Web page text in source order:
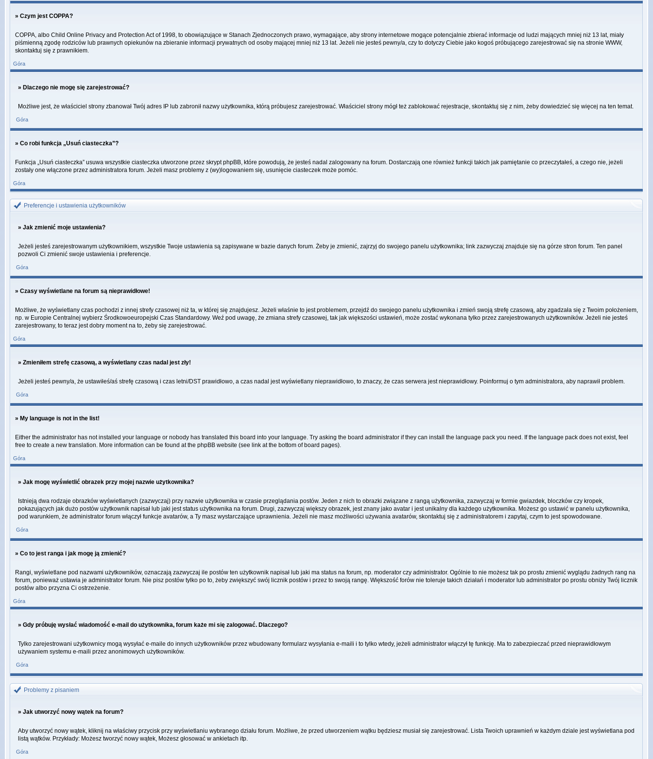
» Czym jest COPPA?
COPPA, albo Child Online Privacy and Protection Act of 1998, to obowiązujące w Stanach Zjednoczonych prawo, wymagające, aby strony internetowe mogące potencjalnie zbierać informacje od ludzi mających mniej niż 13 lat, miały
piśmienną zgodę rodziców lub prawnych opiekunów na zbieranie informacji prywatnych od osoby mającej mniej niż 13 lat. Jeżeli nie jesteś pewny/a, czy to dotyczy Ciebie jako kogoś próbującego zarejestrować się na stronie WWW,
skontaktuj się z prawnikiem.
Góra
» Dlaczego nie mogę się zarejestrować?
Możliwe jest, że właściciel strony zbanował Twój adres IP lub zabronił nazwy użytkownika, którą próbujesz zarejestrować. Właściciel strony mógł też zablokować rejestracje, skontaktuj się z nim, żeby dowiedzieć się więcej na ten temat.
Góra
» Co robi funkcja „Usuń ciasteczka”?
Funkcja „Usuń ciasteczka” usuwa wszystkie ciasteczka utworzone przez skrypt phpBB, które powodują, że jesteś nadal zalogowany na forum. Dostarczają one również funkcji takich jak pamiętanie co przeczytałeś, a czego nie, jeżeli
zostały one włączone przez administratora forum. Jeżeli masz problemy z (wy)logowaniem się, usunięcie ciasteczek może pomóc.
Góra
Preferencje i ustawienia użytkowników
» Jak zmienić moje ustawienia?
Jeżeli jesteś zarejestrowanym użytkownikiem, wszystkie Twoje ustawienia są zapisywane w bazie danych forum. Żeby je zmienić, zajrzyj do swojego panelu użytkownika; link zazwyczaj znajduje się na górze stron forum. Ten panel
pozwoli Ci zmienić swoje ustawienia i preferencje.
Góra
» Czasy wyświetlane na forum są nieprawidłowe!
Możliwe, że wyświetlany czas pochodzi z innej strefy czasowej niż ta, w której się znajdujesz. Jeżeli właśnie to jest problemem, przejdź do swojego panelu użytkownika i zmień swoją strefę czasową, aby zgadzała się z Twoim położeniem,
np. w Europie Centralnej wybierz Środkowoeuropejski Czas Standardowy. Weź pod uwagę, że zmiana strefy czasowej, tak jak większości ustawień, może zostać wykonana tylko przez zarejestrowanych użytkowników. Jeżeli nie jesteś
zarejestrowany, to teraz jest dobry moment na to, żeby się zarejestrować.
Góra
» Zmieniłem strefę czasową, a wyświetlany czas nadal jest zły!
Jeżeli jesteś pewny/a, że ustawiłeś/aś strefę czasową i czas letni/DST prawidłowo, a czas nadal jest wyświetlany nieprawidłowo, to znaczy, że czas serwera jest nieprawidłowy. Poinformuj o tym administratora, aby naprawił problem.
Góra
» My language is not in the list!
Either the administrator has not installed your language or nobody has translated this board into your language. Try asking the board administrator if they can install the language pack you need. If the language pack does not exist, feel
free to create a new translation. More information can be found at the phpBB website (see link at the bottom of board pages).
Góra
» Jak mogę wyświetlić obrazek przy mojej nazwie użytkownika?
Istnieją dwa rodzaje obrazków wyświetlanych (zazwyczaj) przy nazwie użytkownika w czasie przeglądania postów. Jeden z nich to obrazki związane z rangą użytkownika, zazwyczaj w formie gwiazdek, bloczków czy kropek,
pokazujących jak dużo postów użytkownik napisał lub jaki jest status użytkownika na forum. Drugi, zazwyczaj większy obrazek, jest znany jako avatar i jest unikalny dla każdego użytkownika. Możesz go ustawić w panelu użytkownika,
pod warunkiem, że administrator forum włączył funkcje avatarów, a Ty masz wystarczające uprawnienia. Jeżeli nie masz możliwości używania avatarów, skontaktuj się z administratorem i zapytaj, czym to jest spowodowane.
Góra
» Co to jest ranga i jak mogę ją zmienić?
Rangi, wyświetlane pod nazwami użytkowników, oznaczają zazwyczaj ile postów ten użytkownik napisał lub jaki ma status na forum, np. moderator czy administrator. Ogólnie to nie możesz tak po prostu zmienić wyglądu żadnych rang na
forum, ponieważ ustawia je administrator forum. Nie pisz postów tylko po to, żeby zwiększyć swój licznik postów i przez to swoją rangę. Większość forów nie toleruje takich działań i moderator lub administrator po prostu obniży Twój licznik
postów albo przyzna Ci ostrzeżenie.
Góra
» Gdy próbuję wysłać wiadomość e-mail do użytkownika, forum każe mi się zalogować. Dlaczego?
Tylko zarejestrowani użytkownicy mogą wysyłać e-maile do innych użytkowników przez wbudowany formularz wysyłania e-maili i to tylko wtedy, jeżeli administrator włączył tę funkcję. Ma to zabezpieczać przed nieprawidłowym
używaniem systemu e-maili przez anonimowych użytkowników.
Góra
Problemy z pisaniem
» Jak utworzyć nowy wątek na forum?
Aby utworzyć nowy wątek, kliknij na właściwy przycisk przy wyświetlaniu wybranego działu forum. Możliwe, że przed utworzeniem wątku będziesz musiał się zarejestrować. Lista Twoich uprawnień w każdym dziale jest wyświetlana pod
listą wątków. Przykłady: Możesz tworzyć nowy wątek, Możesz głosować w ankietach itp.
Góra